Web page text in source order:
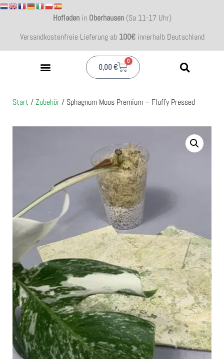
Hofladenin Oberhausen(Sa 11-17 Uhr)
Versandkostenfreie Lieferung ab 100€innerhalb Deutschland
0,00€
0
Start /Zubehör/ Sphagnum Moos Premium – Fluffy Pressed